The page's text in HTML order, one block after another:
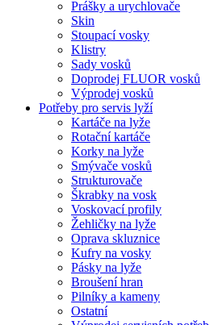
Prášky a urychlovače
Skin
Stoupací vosky
Klistry
Sady vosků
Doprodej FLUOR vosků
Výprodej vosků
Potřeby pro servis lyží
Kartáče na lyže
Rotační kartáče
Korky na lyže
Smývače vosků
Strukturovače
Škrabky na vosk
Voskovací profily
Žehličky na lyže
Oprava skluznice
Kufry na vosky
Pásky na lyže
Broušení hran
Pilníky a kameny
Ostatní